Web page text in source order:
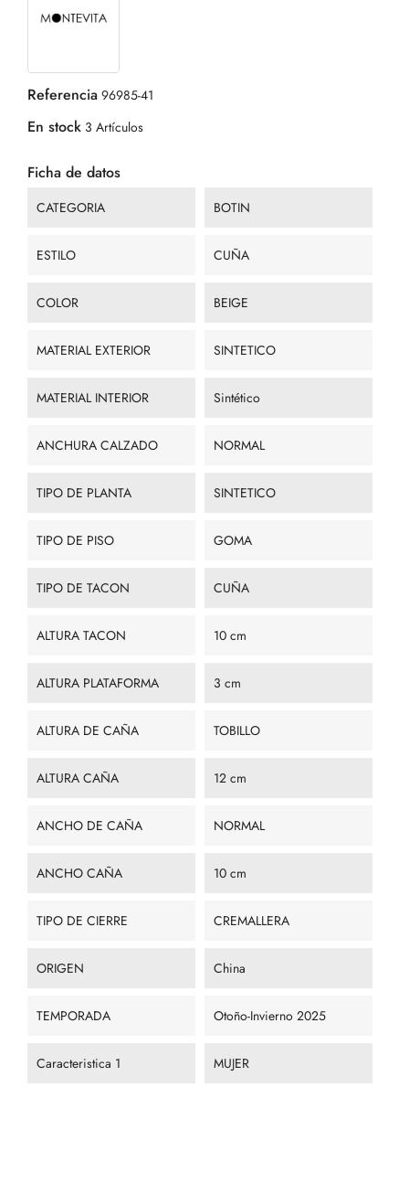
Referencia 96985-41
En stock 3 Artículos
Ficha de datos
CATEGORIA BOTIN
ESTILO CUÑA
COLOR BEIGE
MATERIAL EXTERIOR SINTETICO
MATERIAL INTERIOR Sintético
ANCHURA CALZADO NORMAL
TIPO DE PLANTA SINTETICO
TIPO DE PISO GOMA
TIPO DE TACON CUÑA
ALTURA TACON 10 cm
ALTURA PLATAFORMA 3 cm
ALTURA DE CAÑA TOBILLO
ALTURA CAÑA 12 cm
ANCHO DE CAÑA NORMAL
ANCHO CAÑA 10 cm
TIPO DE CIERRE CREMALLERA
ORIGEN China
TEMPORADA Otoño-Invierno 2025
Caracteristica 1 MUJER